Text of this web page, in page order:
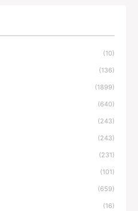
(10)
(136)
(1899)
(640)
(243)
(243)
(231)
(101)
(659)
(16)